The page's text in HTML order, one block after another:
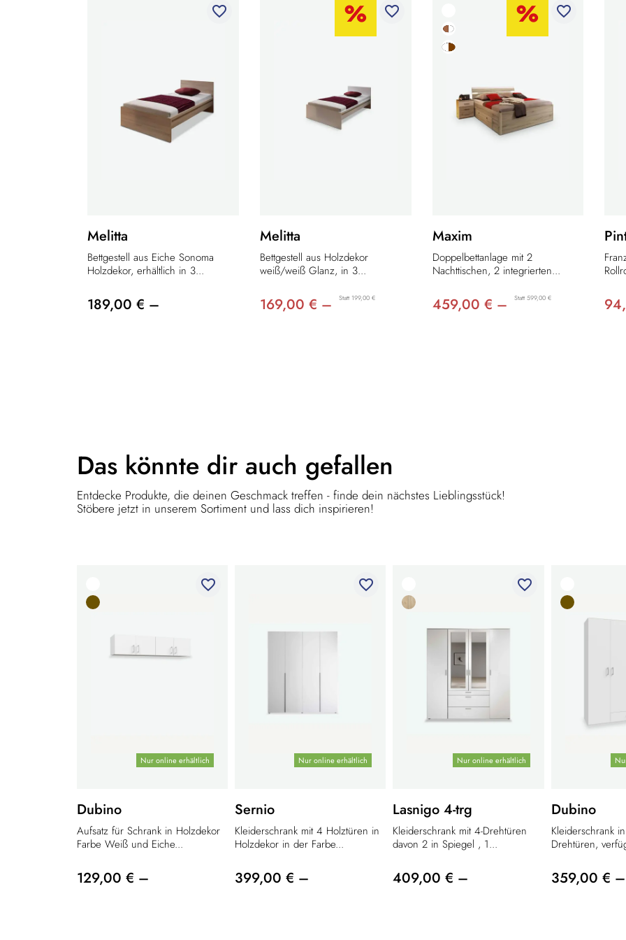
favorite_border
Melitta
Bettgestell aus Eiche Sonoma
Holzdekor, erhältlich in 3...
189,00 € –
favorite_border
Melitta
Bettgestell aus Holzdekor
weiß/weiß Glanz, in 3...
169,00 € – Statt 199,00 €
favorite_border
Maxim
Doppelbettanlage mit 2
Nachttischen, 2 integrierten...
459,00 € – Statt 599,00 €
Das könnte dir auch gefallen
Entdecke Produkte, die deinen Geschmack treffen - finde dein nächstes Lieblingsstück!
Stöbere jetzt in unserem Sortiment und lass dich inspirieren!
Nur online erhältlich
favorite_border
Dubino
Aufsatz für Schrank in Holzdekor
Farbe Weiß und Eiche...
129,00 € –
Nur online erhältlich
favorite_border
Sernio
Kleiderschrank mit 4 Holztüren in
Holzdekor in der Farbe...
399,00 € –
Nur online erhältlich
favorite_border
Lasnigo 4-trg
Kleiderschrank mit 4-Drehtüren
davon 2 in Spiegel , 1...
409,00 € –
Dubino
Kleiderschrank
Drehtüren,
359,00 € –